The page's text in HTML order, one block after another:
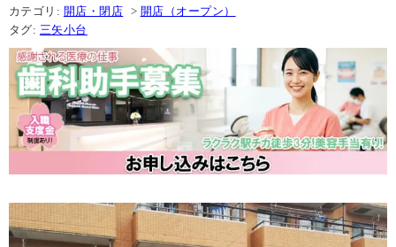
カテゴリ: 開店・閉店 > 開店（オープン）
タグ: 三矢小台